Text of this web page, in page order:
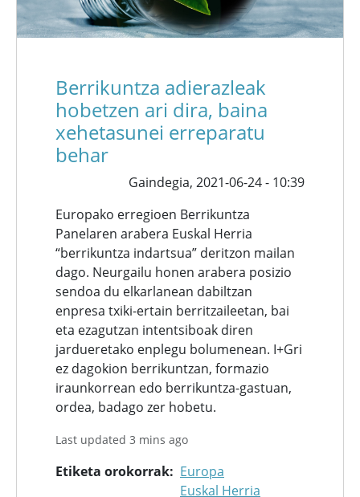
Berrikuntza adierazleak
hobetzen ari dira, baina
xehetasunei erreparatu
behar
Gaindegia, 2021-06-24 - 10:39
Europako erregioen Berrikuntza
Panelaren arabera Euskal Herria
“berrikuntza indartsua” deritzon mailan
dago. Neurgailu honen arabera posizio
sendoa du elkarlanean dabiltzan
enpresa txiki-ertain berritzaileetan, bai
eta ezagutzan intentsiboak diren
jardueretako enplegu bolumenean. I+Gri
ez dagokion berrikuntzan, formazio
iraunkorrean edo berrikuntza-gastuan,
ordea, badago zer hobetu.
Last updated 3 mins ago
Etiketa orokorrak
Europa
Euskal Herria